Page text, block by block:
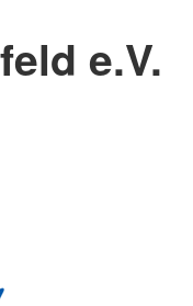
e.V.